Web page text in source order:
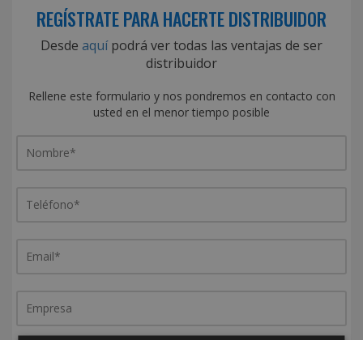
REGÍSTRATE PARA HACERTE DISTRIBUIDOR
Desde aquípodrá ver todas las ventajas de ser
distribuidor
Rellene este formulario y nos pondremos en contacto con
usted en el menor tiempo posible